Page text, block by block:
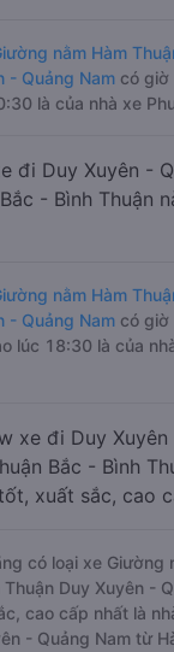
nằm Hàm
- Quảng Nam có giờ
là của nhà xe
đi Duy Xuyên -
- Bình Thuận
nằm Hàm
- Quảng Nam có giờ
lúc 18:30 là của
xe đi Duy Xuyên
Bắc - Bình
xuất sắc, cao
có loại xe Giường
Duy Xuyên -
cao cấp nhất là
- Quảng Nam từ